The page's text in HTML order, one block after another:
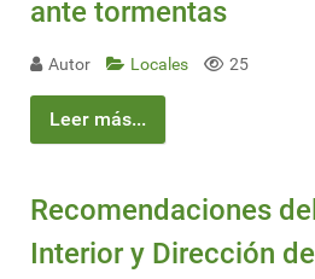
ante tormentas
Autor Locales 25
Leer más...
Recomendaciones
Interior y Dirección